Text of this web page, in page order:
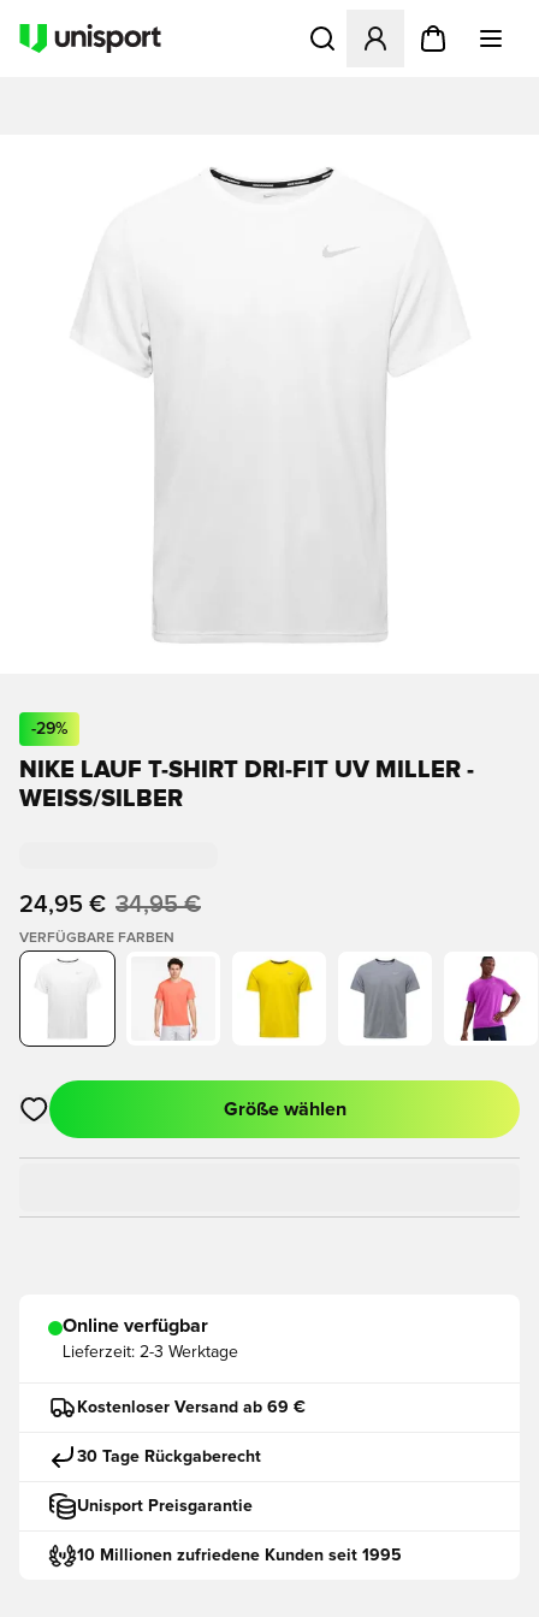
Öffnet ein neues Fenster
-29%
NIKE LAUF T-SHIRT DRI-FIT UV MILLER -
WEISS/SILBER
24,95 € 34,95 €
VERFÜGBARE FARBEN
Öffnet ein neues Fenster zum Anmelden oder Registrieren
Größe wählen
Online verfügbar
Lieferzeit: 2-3 Werktage
Kostenloser Versand ab 69 €
30 Tage Rückgaberecht
Unisport Preisgarantie
10 Millionen zufriedene Kunden seit 1995